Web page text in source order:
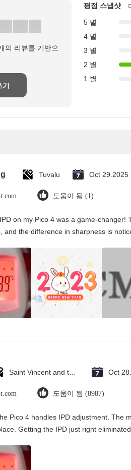
의 리뷰를 기반으
평점 스냅샷
5 별
4 별
3 별
2 별
1 별
Tuvalu Oct 29.2025
도움이 됨 (1)
on my Pico 4 was a game-changer!
and the difference in sharpness is
Oct
도움이 됨 (8987)
Pico 4 handles IPD adjustment. The
Getting the IPD just right eliminated